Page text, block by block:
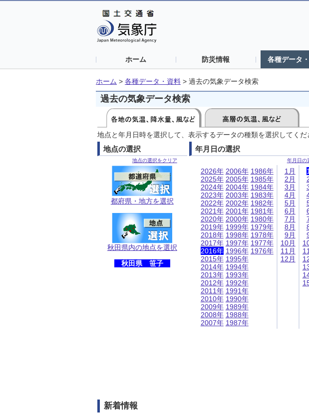
ホーム 防災情報 各種データ
ホーム > 各種データ・資料 > 過去の気象データ検索
過去の気象データ検索
地点と年月日時を選択して、表示するデータの種類を選択してくだ
地点の選択
地点の選択をクリア
都府県・地方を選択
秋田県内の地点を選択
秋田県 笹子
年月日の選択
年月日の
2026年
2025年
2024年
2023年
2022年
2021年
2020年
2019年
2018年
2017年
2016年
2015年
2014年
2013年
2012年
2011年
2010年
2009年
2008年
2007年
2006年
2005年
2004年
2003年
2002年
2001年
2000年
1999年
1998年
1997年
1996年
1995年
1994年
1993年
1992年
1991年
1990年
1989年
1988年
1987年
1986年
1985年
1984年
1983年
1982年
1981年
1980年
1979年
1978年
1977年
1976年
1月
2月
3月
4月
5月
6月
7月
8月
9月
10月
11月
12月
新着情報